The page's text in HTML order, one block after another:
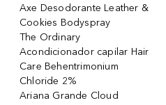
Axe Desodorante Leather &
Cookies Bodyspray
The Ordinary
Acondicionador capilar Hair
Care Behentrimonium
Chloride 2%
Ariana Grande Cloud